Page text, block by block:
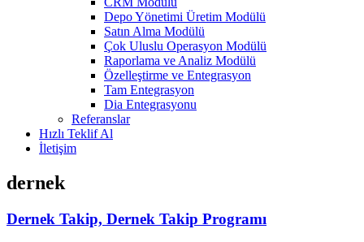
Depo Yönetimi Üretim Modülü
Satın Alma Modülü
Çok Uluslu Operasyon Modülü
Raporlama ve Analiz Modülü
Özelleştirme ve Entegrasyon
Tam Entegrasyon
Dia Entegrasyonu
Referanslar
Hızlı Teklif Al
İletişim
dernek
Dernek Takip, Dernek Takip Programı